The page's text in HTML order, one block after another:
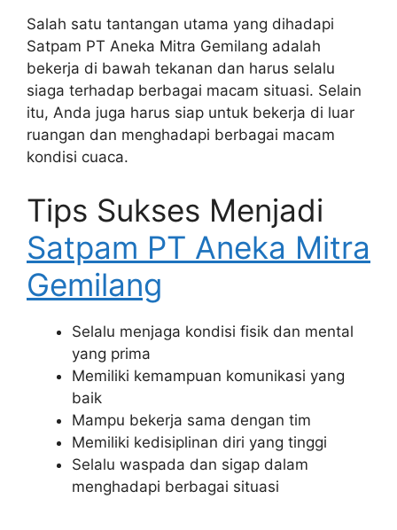
Salah satu tantangan utama yang dihadapi
Satpam PT Aneka Mitra Gemilang adalah
bekerja di bawah tekanan dan harus selalu
siaga terhadap berbagai macam situasi. Selain
itu, Anda juga harus siap untuk bekerja di luar
ruangan dan menghadapi berbagai macam
kondisi cuaca.
Tips Sukses Menjadi
Satpam PT Aneka Mitra
Gemilang
Selalu menjaga kondisi fisik dan mental
yang prima
Memiliki kemampuan komunikasi yang
baik
Mampu bekerja sama dengan tim
Memiliki kedisiplinan diri yang tinggi
Selalu waspada dan sigap dalam
menghadapi berbagai situasi